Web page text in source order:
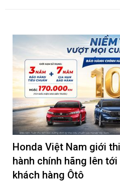
Honda Việt Nam giới
hành chính hãng lên
khách hàng Ôtô